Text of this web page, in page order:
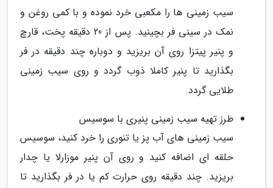
سیب زمینی ها را مکعبی خرد نموده و با کمی روغن و
نمک در سینی فر بچینید. پس از 20 دقیقه پخت، قارچ
و پنیر پیتزا روی آن بریزید و دوباره چند دقیقه در فر
بگذارید تا پنیر کاملا ذوب گردد و روی سیب زمینی
طلایی گردد.
طرز تهیه سیب زمینی پنیری با سوسیس
سیب زمینی های آب پز یا تنوری را خرد کنید، سوسیس
حلقه ای اضافه کنید و روی آن پنیر موزارلا یا چدار
بریزید. چند دقیقه روی حرارت کم یا در فر بگذارید تا